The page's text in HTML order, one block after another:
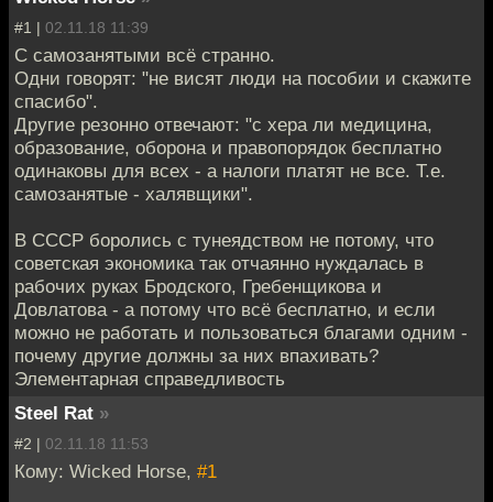
#1 | 02.11.18 11:39
С самозанятыми всё странно.
Одни говорят: "не висят люди на пособии и скажите
спасибо".
Другие резонно отвечают: "с хера ли медицина,
образование, оборона и правопорядок бесплатно
одинаковы для всех - а налоги платят не все. Т.е.
самозанятые - халявщики".
В СССР боролись с тунеядством не потому, что
советская экономика так отчаянно нуждалась в
рабочих руках Бродского, Гребенщикова и
Довлатова - а потому что всё бесплатно, и если
можно не работать и пользоваться благами одним -
почему другие должны за них впахивать?
Элементарная справедливость
Steel Rat »
#2 | 02.11.18 11:53
Кому: Wicked Horse, #1